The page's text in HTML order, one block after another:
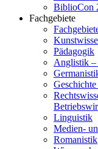
BiblioCon
Fachgebiete
Pädagogik
Anglistik
Linguistik
Medien-
Romanistik